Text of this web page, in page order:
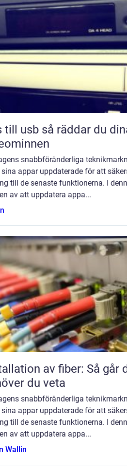
räddar du dina gamla
snabbföränderliga
appar uppdaterade för att
till de senaste funktionerna. I
av att uppdatera appa...
av fiber: Så går
du veta
snabbföränderliga
appar uppdaterade för att
till de senaste funktionerna. I
av att uppdatera appa...
Wallin